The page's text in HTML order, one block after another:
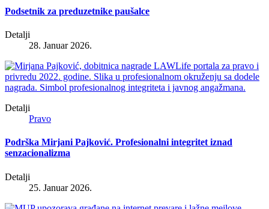
Podsetnik za preduzetnike paušalce
Detalji
28. Januar 2026.
Detalji
Pravo
Podrška Mirjani Pajković. Profesionalni integritet iznad
senzacionalizma
Detalji
25. Januar 2026.